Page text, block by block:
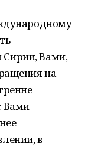
Сирии, Вами,
на
Вами
в